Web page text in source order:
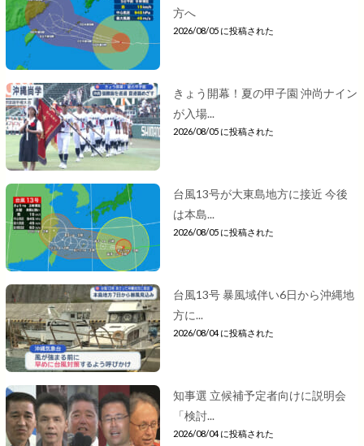
方へ
2026/08/05 に投稿された
きょう開幕！夏の甲子園 沖尚ナイン
が入場...
2026/08/05 に投稿された
台風13号が大東島地方に接近 今後
は本島...
2026/08/05 に投稿された
台風13号 暴風域伴い6日から沖縄地
方に...
2026/08/04 に投稿された
知事選 立候補予定者向けに説明会
「検討...
2026/08/04 に投稿された